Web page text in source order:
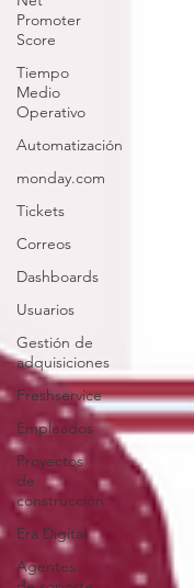
Promoter
Score
Tiempo
Medio
Operativo
Automatización
monday.com
Tickets
Correos
Dashboards
Usuarios
Gestión de
adquisiciones
Freshservice
Empleados
Proyectos
de
construcción
Era Digital
Agentes